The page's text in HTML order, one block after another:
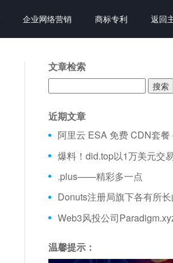
企业网络营销 商标专利 返回
文章检索
索：
近期文章
爆料！did.top以1万美元交
.plus——精彩多一点
温馨提示：